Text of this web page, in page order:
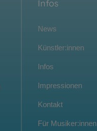
Infos
News
Künstler:innen
Infos
Impressionen
Kontakt
Für Musiker:innen